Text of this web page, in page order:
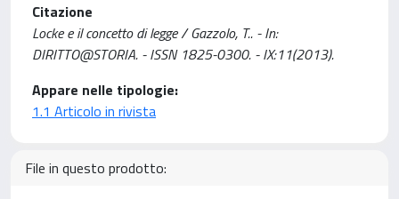
Citazione
Locke e il concetto di legge / Gazzolo, T.. - In:
DIRITTO@STORIA. - ISSN 1825-0300. - IX:11(2013).
Appare nelle tipologie:
1.1 Articolo in rivista
File in questo prodotto: